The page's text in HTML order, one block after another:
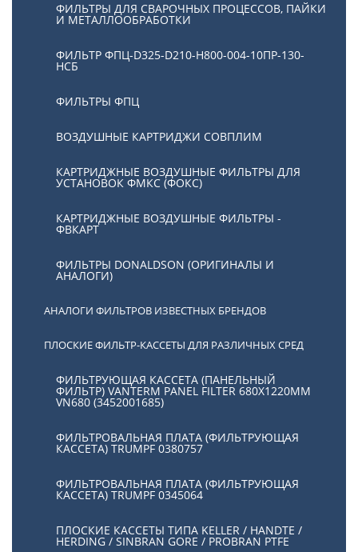
ФИЛЬТРЫ ДЛЯ СВАРОЧНЫХ ПРОЦЕССОВ, ПАЙКИ
И МЕТАЛЛООБРАБОТКИ
ФИЛЬТР ФПЦ-D325-D210-H800-004-10ПР-130-
НСБ
ФИЛЬТРЫ ФПЦ
ВОЗДУШНЫЕ КАРТРИДЖИ СОВПЛИМ
КАРТРИДЖНЫЕ ВОЗДУШНЫЕ ФИЛЬТРЫ ДЛЯ
УСТАНОВОК ФМКС (ФОКС)
КАРТРИДЖНЫЕ ВОЗДУШНЫЕ ФИЛЬТРЫ -
ФВКАРТ
ФИЛЬТРЫ DONALDSON (ОРИГИНАЛЫ И
АНАЛОГИ)
АНАЛОГИ ФИЛЬТРОВ ИЗВЕСТНЫХ БРЕНДОВ
ПЛОСКИЕ ФИЛЬТР-КАССЕТЫ ДЛЯ РАЗЛИЧНЫХ СРЕД
ФИЛЬТРУЮЩАЯ КАССЕТА (ПАНЕЛЬНЫЙ
ФИЛЬТР) VANTERM PANEL FILTER 680X1220MM
VN680 (3452001685)
ФИЛЬТРОВАЛЬНАЯ ПЛАТА (ФИЛЬТРУЮЩАЯ
КАССЕТА) TRUMPF 0380757
ФИЛЬТРОВАЛЬНАЯ ПЛАТА (ФИЛЬТРУЮЩАЯ
КАССЕТА) TRUMPF 0345064
ПЛОСКИЕ КАССЕТЫ ТИПА KELLER / HANDTE /
HERDING / SINBRAN GORE / PROBRAN PTFE